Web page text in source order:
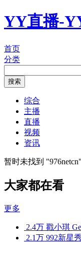
YY直播-
首页
分类
综合
主播
直播
视频
资讯
暂时未找到 "976netcn
大家都在看
更多
2.4万 戳小琪
2.1万 992新星